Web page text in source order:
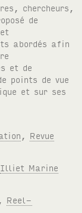
chercheurs,
de
abordés afin
et de
points de vue
et sur ses
, Revue
Illiet Marine
, Reel-